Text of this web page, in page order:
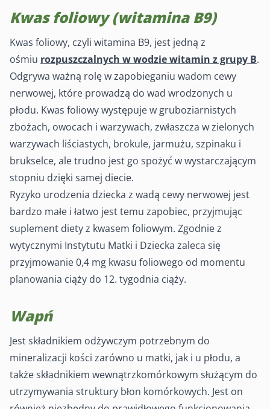
Kwas foliowy (witamina B9)
Kwas foliowy, czyli witamina B9, jest jedną z
ośmiu rozpuszczalnych w wodzie witamin z grupy B.
Odgrywa ważną rolę w zapobieganiu wadom cewy
nerwowej, które prowadzą do wad wrodzonych u
płodu. Kwas foliowy występuje w gruboziarnistych
zbożach, owocach i warzywach, zwłaszcza w zielonych
warzywach liściastych, brokule, jarmużu, szpinaku i
brukselce, ale trudno jest go spożyć w wystarczającym
stopniu dzięki samej diecie.
Ryzyko urodzenia dziecka z wadą cewy nerwowej jest
bardzo małe i łatwo jest temu zapobiec, przyjmując
suplement diety z kwasem foliowym. Zgodnie z
wytycznymi Instytutu Matki i Dziecka zaleca się
przyjmowanie 0,4 mg kwasu foliowego od momentu
planowania ciąży do 12. tygodnia ciąży.
Wapń
Jest składnikiem odżywczym potrzebnym do
mineralizacji kości zarówno u matki, jak i u płodu, a
także składnikiem wewnątrzkomórkowym służącym do
utrzymywania struktury błon komórkowych. Jest on